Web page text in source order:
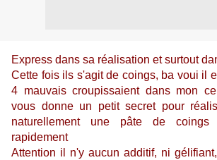
Express dans sa réalisation et surtout
Cette fois ils s'agit de coings, ba voui il
4 mauvais croupissaient dans mon
vous donne un petit secret pour
naturellement une pâte de
rapidement
Attention il n'y aucun additif, ni